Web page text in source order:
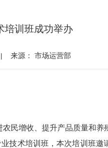
培训班成功举办
| 来源： 市场运营部
民增收、提升产品质量和养
技术培训班，本次培训班邀